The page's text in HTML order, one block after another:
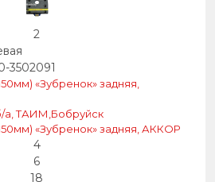
2
3502091
«Зубренок» задняя,
а, ТАИМ,Бобруйск
«Зубренок» задняя, АККОР
4
6
18